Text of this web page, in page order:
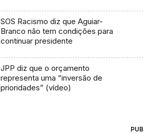
SOS Racismo diz que Aguiar-
Branco não tem condições para
continuar presidente
JPP diz que o orçamento
representa uma “inversão de
prioridades” (vídeo)
PUB